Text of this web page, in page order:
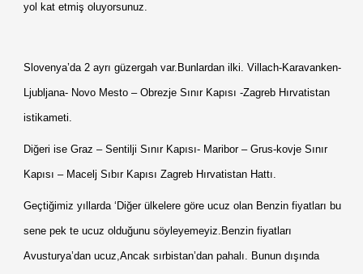
yol kat etmiş oluyorsunuz.
Slovenya’da 2 ayrı güzergah var.Bunlardan ilki. Villach-Karavanken-
Ljubljana- Novo Mesto – Obrezje Sınır Kapısı -Zagreb Hırvatistan
istikameti.
Diğeri ise Graz – Sentilji Sınır Kapısı- Maribor – Grus-kovje Sınır
Kapısı – Macelj Sıbır Kapısı Zagreb Hırvatistan Hattı.
Geçtiğimiz yıllarda ‘Diğer ülkelere göre ucuz olan Benzin fiyatları bu
sene pek te ucuz olduğunu söyleyemeyiz.Benzin fiyatları
Avusturya’dan ucuz,Ancak sırbistan’dan pahalı. Bunun dışında